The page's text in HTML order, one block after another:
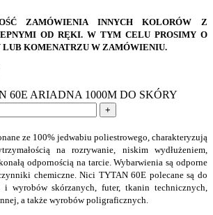
ZAMÓWIENIA INNYCH KOLORÓW Z
OD RĘKI. W TYM CELU PROSIMY O
KOMENATRZU W ZAMÓWIENIU.
60E ARIADNA 1000M DO SKÓRY
ze 100% jedwabiu poliestrowego, charakteryzują
na rozrywanie, niskim wydłużeniem,
odpornością na tarcie. Wybarwienia są odporne
chemiczne. Nici TYTAN 60E polecane są do
wyrobów skórzanych, futer, tkanin technicznych,
a także wyrobów poligraficznych.